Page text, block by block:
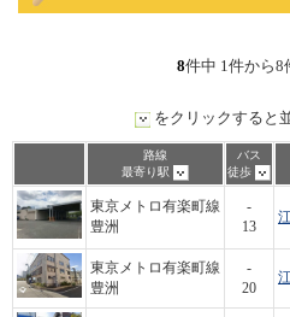
8件中 1件から8
をクリックすると
路線
最寄り駅
バス
徒歩
東京メトロ有楽町線
豊洲
-
13
東京メトロ有楽町線
豊洲
-
20